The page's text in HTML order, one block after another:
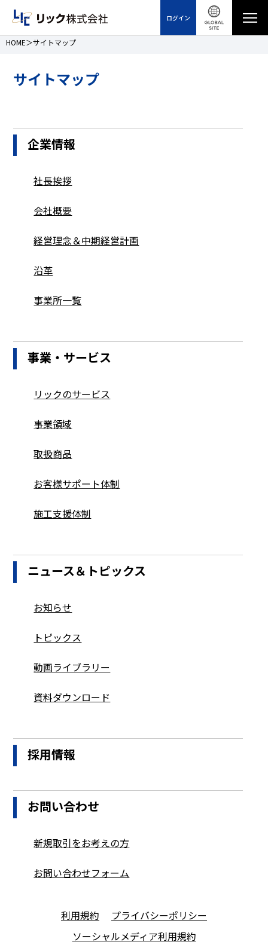
ログイン
HOME サイトマップ
サイトマップ
企業情報
社長挨拶
会社概要
経営理念＆中期経営計画
沿革
事業所一覧
事業・サービス
リックのサービス
事業領域
取扱商品
お客様サポート体制
施工支援体制
ニュース＆トピックス
お知らせ
トピックス
動画ライブラリー
資料ダウンロード
採用情報
お問い合わせ
新規取引をお考えの方
お問い合わせフォーム
利用規約
プライバシーポリシー
ソーシャルメディア利用規約